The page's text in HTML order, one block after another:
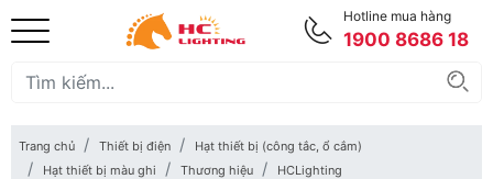
Hotline mua hàng
1900 8686 18
Trang chủ Thiết bị điện
Hạt thiết bị (công tắc, ổ cắm)
Hạt thiết bị màu ghi
Thương hiệu HCLighting